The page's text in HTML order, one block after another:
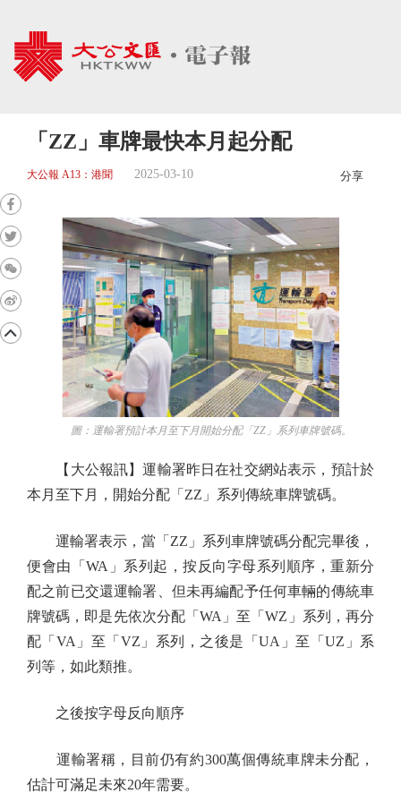
「ZZ」車牌最快本月起分配
大公報 A13：港聞 2025-03-10 分享
圖：運輸署預計本月至下月開始分配「ZZ」系列車牌號碼。
【大公報訊】運輸署昨日在社交網站表示，預計於
本月至下月，開始分配「ZZ」系列傳統車牌號碼。
運輸署表示，當「ZZ」系列車牌號碼分配完畢後，
便會由「WA」系列起，按反向字母系列順序，重新分
配之前已交還運輸署、但未再編配予任何車輛的傳統車
牌號碼，即是先依次分配「WA」至「WZ」系列，再分
配「VA」至「VZ」系列，之後是「UA」至「UZ」系
列等，如此類推。
之後按字母反向順序
運輸署稱，目前仍有約300萬個傳統車牌未分配，
估計可滿足未來20年需要。